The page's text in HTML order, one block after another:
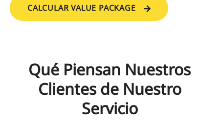
CALCULAR VALUE PACKAGE
Qué Piensan Nuestros
Clientes de Nuestro
Servicio